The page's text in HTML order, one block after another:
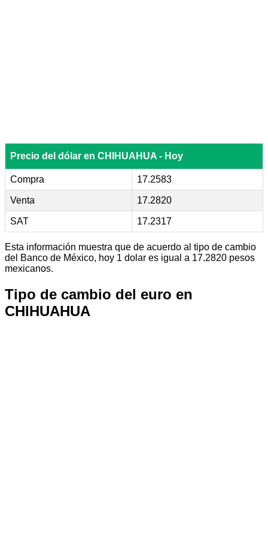
Precio del dólar en CHIHUAHUA - Hoy
Compra 17.2583
Venta 17.2820
SAT 17.2317
Esta información muestra que de acuerdo al tipo de cambio
del Banco de México, hoy 1 dolar es igual a 17.2820 pesos
mexicanos.
Tipo de cambio del euro en
CHIHUAHUA